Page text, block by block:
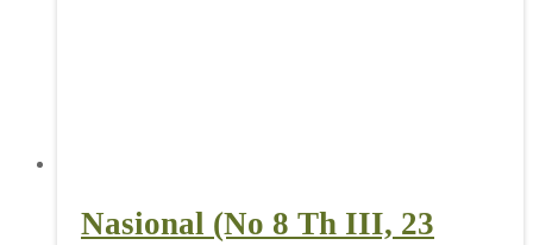
Nasional (No 8 Th III, 23